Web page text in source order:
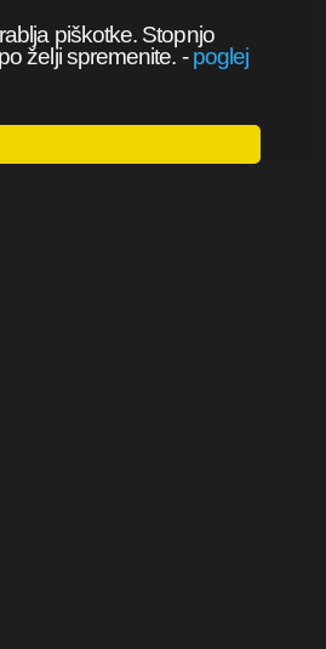
piškotke. Stopnjo
želji spremenite. -poglej